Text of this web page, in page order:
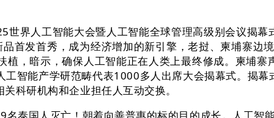
人工智能大会暨人工智能全球管理高级别会议揭幕
首发首秀，成为经济增加的新引擎，老挝、柬埔寨边
，暗示，确保人工智能正在人类上最终修成。柬埔
智能产学研范畴代表1000多人出席大会揭幕式。揭
科研机构和企业担任人互动交换。